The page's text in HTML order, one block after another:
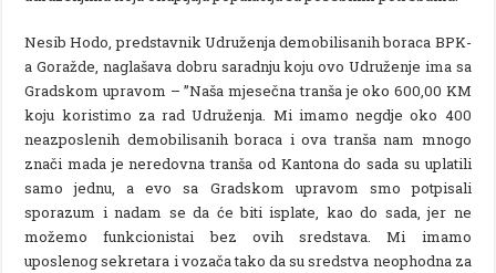
Nesib Hodo, predstavnik Udruženja demobilisanih boraca BPK-
a Goražde, naglašava dobru saradnju koju ovo Udruženje ima sa
Gradskom upravom – ”Naša mjesečna tranša je oko 600,00 KM
koju koristimo za rad Udruženja. Mi imamo negdje oko 400
neazposlenih demobilisanih boraca i ova tranša nam mnogo
znači mada je neredovna tranša od Kantona do sada su uplatili
samo jednu, a evo sa Gradskom upravom smo potpisali
sporazum i nadam se da će biti isplate, kao do sada, jer ne
možemo funkcionistai bez ovih sredstava. Mi imamo
uposlenog sekretara i vozača tako da su sredstva neophodna za